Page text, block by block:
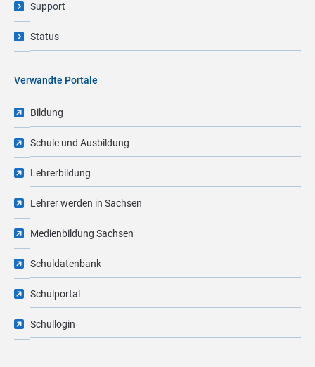
Support
Status
Verwandte Portale
Bildung
Schule und Ausbildung
Lehrerbildung
Lehrer werden in Sachsen
Medienbildung Sachsen
Schuldatenbank
Schulportal
Schullogin